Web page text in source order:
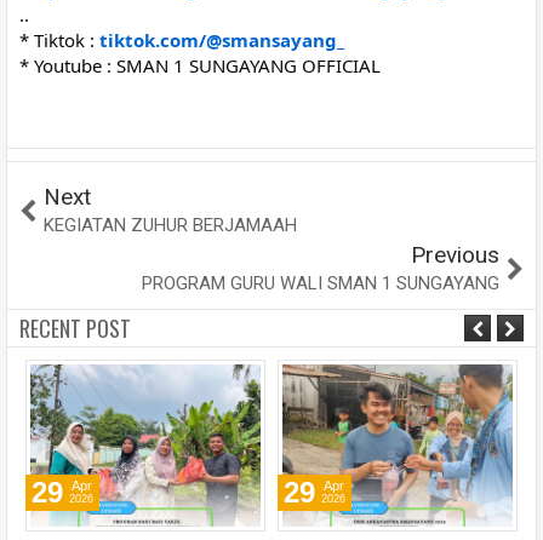
..
* Tiktok : tiktok.com/@smansayang_
* Youtube : SMAN 1 SUNGAYANG OFFICIAL
Next
KEGIATAN ZUHUR BERJAMAAH
Previous
PROGRAM GURU WALI SMAN 1 SUNGAYANG
RECENT POST
29 Apr
2026 29 Apr
2026